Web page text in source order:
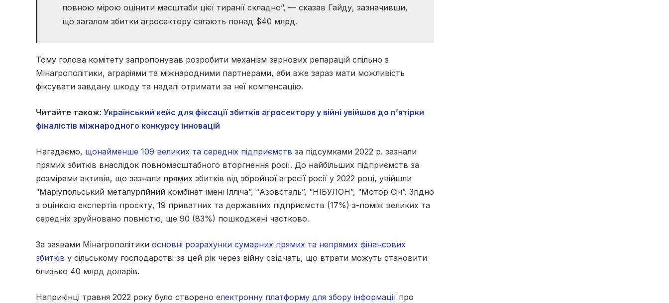
повною мірою оцінити масштаби цієї тиранії складно”, — сказав Гайду, зазначивши,
що загалом збитки агросектору сягають понад $40 млрд.
Тому голова комітету запропонував розробити механізм зернових репарацій спільно з
Мінагрополітики, аграріями та міжнародними партнерами, аби вже зараз мати можливість
фіксувати завдану шкоду та надалі отримати за неї компенсацію.
Читайте також: Український кейс для фіксації збитків агросектору у війні увійшов до п’ятірки
фіналістів міжнародного конкурсу інновацій
Нагадаємо, щонайменше 109 великих та середніх підприємств за підсумками 2022 р. зазнали
прямих збитків внаслідок повномасштабного вторгнення росії. До найбільших підприємств за
розмірами активів, що зазнали прямих збитків від збройної агресії росії у 2022 році, увійшли
“Маріупольський металургійний комбінат імені Ілліча”, “Азовсталь”, “НІБУЛОН”, “Мотор Січ”. Згідно
з оцінкою експертів проєкту, 19 приватних та державних підприємств (17%) з-поміж великих та
середніх зруйновано повністю, ще 90 (83%) пошкоджені частково.
За заявами Мінагрополітики основні розрахунки сумарних прямих та непрямих фінансових
збитків у сільському господарстві за цей рік через війну свідчать, що втрати можуть становити
близько 40 млрд доларів.
Наприкінці травня 2022 року було створено електронну платформу для збору інформації про